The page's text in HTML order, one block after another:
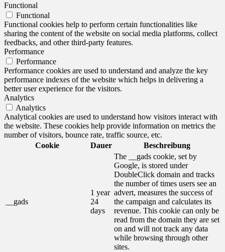
Functional
Functional
Functional cookies help to perform certain functionalities like
sharing the content of the website on social media platforms, collect
feedbacks, and other third-party features.
Performance
Performance
Performance cookies are used to understand and analyze the key
performance indexes of the website which helps in delivering a
better user experience for the visitors.
Analytics
Analytics
Analytical cookies are used to understand how visitors interact with
the website. These cookies help provide information on metrics the
number of visitors, bounce rate, traffic source, etc.
Cookie
Dauer Beschreibung
__gads
1 year
24
days
The __gads cookie, set by
Google, is stored under
DoubleClick domain and tracks
the number of times users see an
advert, measures the success of
the campaign and calculates its
revenue. This cookie can only be
read from the domain they are set
on and will not track any data
while browsing through other
sites.